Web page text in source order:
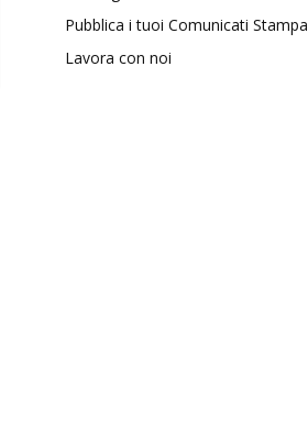
Pubblica i tuoi Comunicati Stampa
Lavora con noi